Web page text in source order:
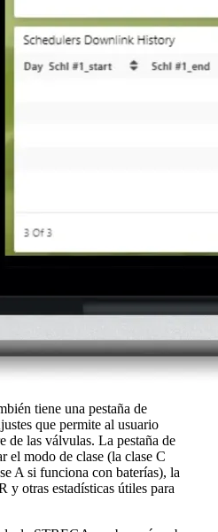
tiene una pestaña de
que permite al usuario
de las válvulas. La pestaña de
el modo de clase (la clase C
A si funciona con baterías), la
otras estadísticas útiles para